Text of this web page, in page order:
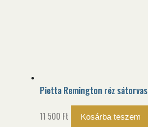
Pietta Remington réz sátorvas
11 500 Ft Kosárba teszem